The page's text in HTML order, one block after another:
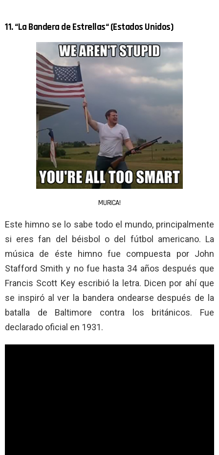
11. “La Bandera de Estrellas“ (Estados Unidos)
MURICA!
Este himno se lo sabe todo el mundo, principalmente
si eres fan del béisbol o del fútbol americano. La
música de éste himno fue compuesta por John
Stafford Smith y no fue hasta 34 años después que
Francis Scott Key escribió la letra. Dicen por ahí que
se inspiró al ver la bandera ondearse después de la
batalla de Baltimore contra los británicos. Fue
declarado oficial en 1931.